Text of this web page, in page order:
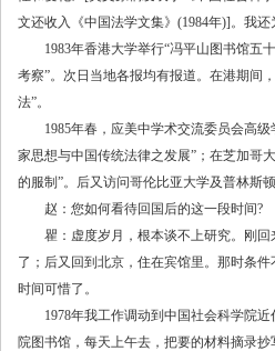
文还收入《中国法学文集》(1984年)]。我还
1983年香港大学举行“冯平山图书馆五
考察”。次日当地各报均有报道。在港期间
法”。
1985年春，应美中学术交流委员会高级
家思想与中国传统法律之发展”；在芝加哥
的服制”。后又访问哥伦比亚大学及普林斯
赵：您如何看待回国后的这一段时间?
瞿：虚度岁月，根本谈不上研究。刚回
了；后又回到北京，住在宾馆里。那时条
时间可惜了。
1978年我工作调动到中国社会科学院近
院图书馆，每天上午去，把要的材料摘录